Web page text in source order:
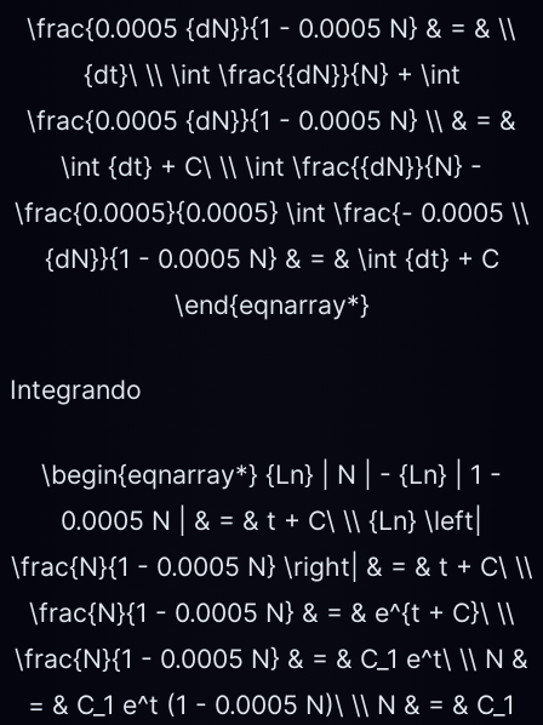
\frac{0.0005 {dN}}{1 - 0.0005 N} & = & \\
{dt}\ \\ \int \frac{{dN}}{N} + \int
\frac{0.0005 {dN}}{1 - 0.0005 N} \\ & = &
\int {dt} + C\ \\ \int \frac{{dN}}{N} -
\frac{0.0005}{0.0005} \int \frac{- 0.0005 \\
{dN}}{1 - 0.0005 N} & = & \int {dt} + C
\end{eqnarray*}
Integrando
\begin{eqnarray*} {Ln} | N | - {Ln} | 1 -
0.0005 N | & = & t + C\ \\ {Ln} \left|
\frac{N}{1 - 0.0005 N} \right| & = & t + C\ \\
\frac{N}{1 - 0.0005 N} & = & e^{t + C}\ \\
\frac{N}{1 - 0.0005 N} & = & C_1 e^t\ \\ N &
= & C_1 e^t (1 - 0.0005 N)\ \\ N & = & C_1